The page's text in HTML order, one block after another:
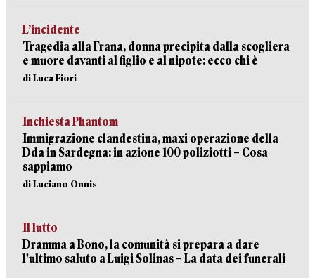
L’incidente
Tragedia alla Frana, donna precipita dalla scogliera
e muore davanti al figlio e al nipote: ecco chi è
di Luca Fiori
Inchiesta Phantom
Immigrazione clandestina, maxi operazione della
Dda in Sardegna: in azione 100 poliziotti – Cosa
sappiamo
di Luciano Onnis
Il lutto
Dramma a Bono, la comunità si prepara a dare
l'ultimo saluto a Luigi Solinas – La data dei funerali